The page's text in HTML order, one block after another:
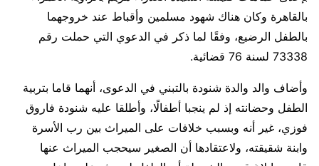
بالقاهرة وكان هناك شهود مسلمين وأقباط عند خروجهما
بالطفل الرضيع، وفقًا لما ذكر في الدعوي التي حملت رقم
73338 لسنة 76 قضائية.
وأضاف والد والدة شنودة بالتبني في الدعوى، أنهما قاما بتربية
الطفل وحضانته إذ لم ينجبا أطفالًا، وأطلقا عليه شنودة فاروق
فوزي، غير أنه وبسبب خلافات على الميراث بين رب الأسرة
وابنة شقيقته، ولاعتقادها أن الصغير سيحجب الميراث عنها